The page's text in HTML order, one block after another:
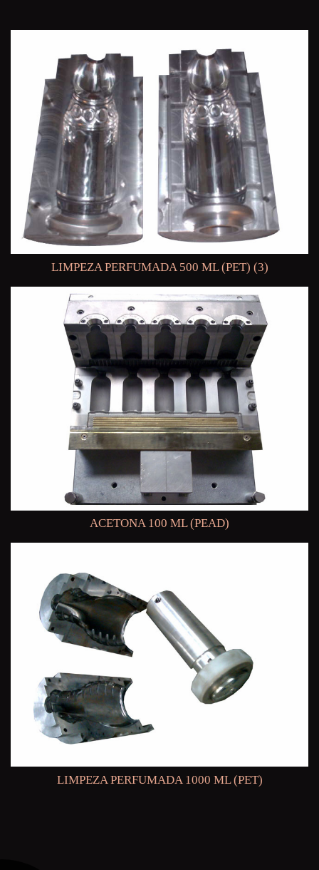
LIMPEZA PERFUMADA 500 ML (PET) (3)
ACETONA 100 ML (PEAD)
LIMPEZA PERFUMADA 1000 ML (PET)